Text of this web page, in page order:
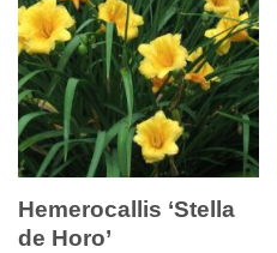
Hemerocallis ‘Stella
de Horo’